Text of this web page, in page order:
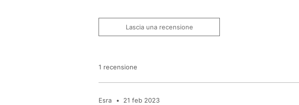
Lascia una recensione
1 recensione
Esra • 21 feb 2023